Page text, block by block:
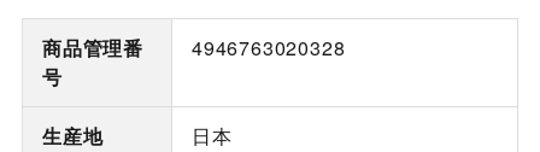
商品管理番
号
4946763020328
生産地 日本